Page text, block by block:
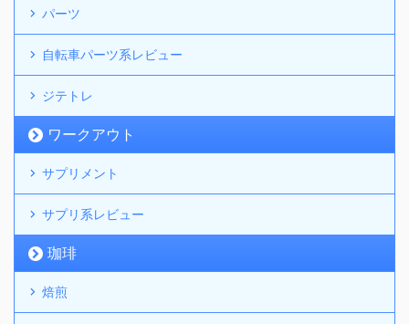
パーツ
自転車パーツ系レビュー
ジテトレ
ワークアウト
サプリメント
サプリ系レビュー
珈琲
焙煎